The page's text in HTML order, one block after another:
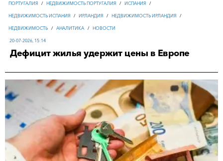
ПОРТУГАЛИЯ / НЕДВИЖИМОСТЬ ПОРТУГАЛИЯ / ИСПАНИЯ /
НЕДВИЖИМОСТЬ ИСПАНИЯ / ИРЛАНДИЯ / НЕДВИЖИМОСТЬ ИРЛАНДИЯ /
НЕДВИЖИМОСТЬ / АНАЛИТИКА / НОВОСТИ
20-07-2026, 15:14
Дефицит жилья удержит цены в Европе